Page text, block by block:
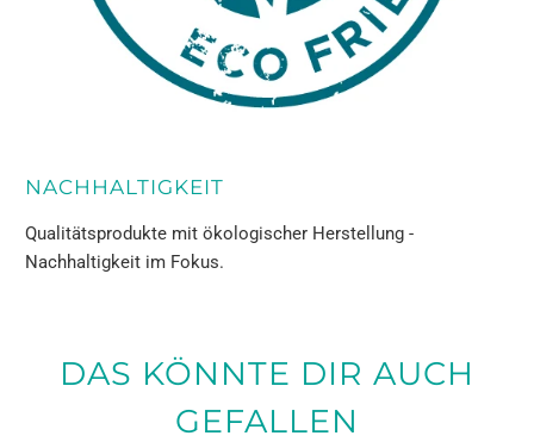
NACHHALTIGKEIT
Qualitätsprodukte mit ökologischer Herstellung -
Nachhaltigkeit im Fokus.
DAS KÖNNTE DIR AUCH
GEFALLEN